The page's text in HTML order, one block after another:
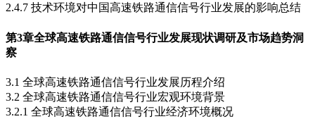
2.4.7 技术环境对中国高速铁路通信信号行业发展的影响总结
第3章全球高速铁路通信信号行业发展现状调研及市场趋势洞
察
3.1 全球高速铁路通信信号行业发展历程介绍
3.2 全球高速铁路通信信号行业宏观环境背景
3.2.1 全球高速铁路通信信号行业经济环境概况